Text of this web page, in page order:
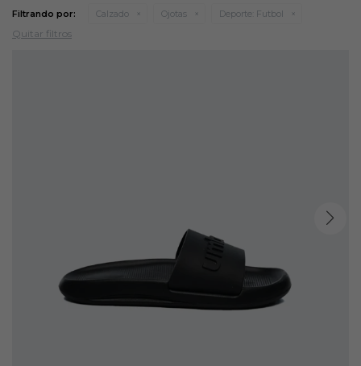
Filtrando por: Calzado Ojotas Deporte: Futbol
Quitar filtros